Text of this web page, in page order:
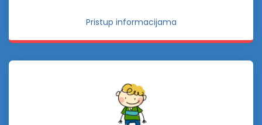
Pristup informacijama